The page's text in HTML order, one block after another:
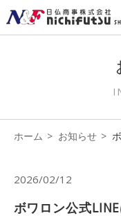
ホーム お知らせ
2026/02/12
ボワロン公式